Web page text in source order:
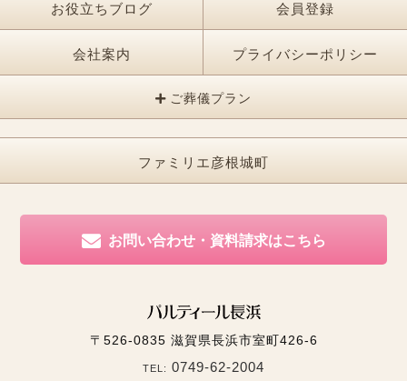
お役立ちブログ 会員登録
会社案内 プライバシーポリシー
ご葬儀プラン
ファミリエ彦根城町
お問い合わせ・資料請求はこちら
〒526-0835 滋賀県長浜市室町426-6
TEL: 0749-62-2004